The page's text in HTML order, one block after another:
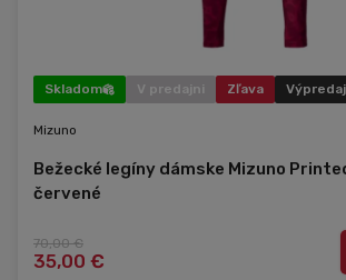
Skladom V predajni Zľava Výpredaj
Mizuno
Bežecké legíny dámske Mizuno
červené
70,00 €
35,00 €